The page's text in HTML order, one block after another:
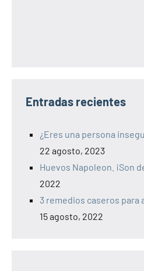
Entradas recientes
¿Eres una persona
22 agosto, 2023
Huevos Napoleon. ¡Son
2022
3 remedios caseros para
15 agosto, 2022